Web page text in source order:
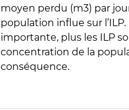
moyen perdu (m3) par
population influe sur
importante, plus les ILP
concentration de la
conséquence.